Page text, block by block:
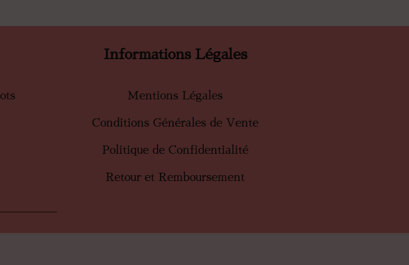
Informations Légales
Mentions Légales
Conditions Générales de Vente
Politique de Confidentialité
Retour et Remboursement